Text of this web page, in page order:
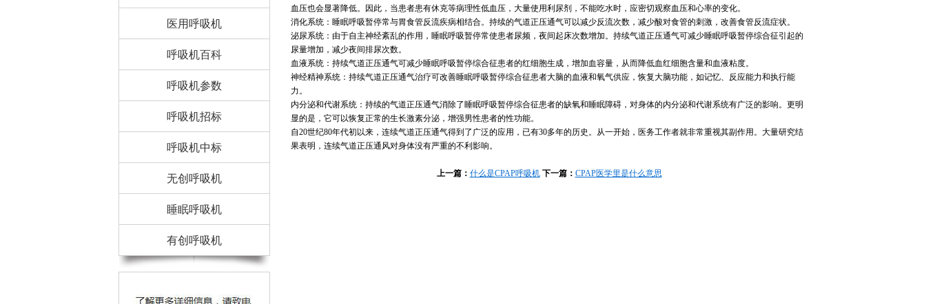
医用呼吸机
呼吸机百科
呼吸机参数
呼吸机招标
呼吸机中标
无创呼吸机
睡眠呼吸机
有创呼吸机
血压也会显著降低。因此，当患者患有休克等病理性低血压，大量使用利尿剂，不能吃水时，应密切观察血压和心率的变化。
消化系统：睡眠呼吸暂停常与胃食管反流疾病相结合。持续的气道正压通气可以减少反流次数，减少酸对食管的刺激，改善食管反流症状。
泌尿系统：由于自主神经紊乱的作用，睡眠呼吸暂停常使患者尿频，夜间起床次数增加。持续气道正压通气可减少睡眠呼吸暂停综合征引起的
尿量增加，减少夜间排尿次数。
血液系统：持续气道正压通气可减少睡眠呼吸暂停综合征患者的红细胞生成，增加血容量，从而降低血红细胞含量和血液粘度。
神经精神系统：持续气道正压通气治疗可改善睡眠呼吸暂停综合征患者大脑的血液和氧气供应，恢复大脑功能，如记忆、反应能力和执行能
力。
内分泌和代谢系统：持续的气道正压通气消除了睡眠呼吸暂停综合征患者的缺氧和睡眠障碍，对身体的内分泌和代谢系统有广泛的影响。更明
显的是，它可以恢复正常的生长激素分泌，增强男性患者的性功能。
自20世纪80年代初以来，连续气道正压通气得到了广泛的应用，已有30多年的历史。从一开始，医务工作者就非常重视其副作用。大量研究结
果表明，连续气道正压通风对身体没有严重的不利影响。
上一篇： 什么是CPAP呼吸机 下一篇： CPAP医学里是什么意思